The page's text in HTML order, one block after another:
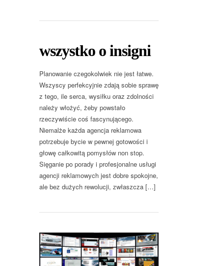
wszystko o insigni
Planowanie czegokolwiek nie jest łatwe.
Wszyscy perfekcyjnie zdają sobie sprawę
z tego, ile serca, wysiłku oraz zdolności
należy włożyć, żeby powstało
rzeczywiście coś fascynującego.
Niemalże każda agencja reklamowa
potrzebuje bycie w pewnej gotowości i
głowę całkowitą pomysłów non stop.
Sięganie po porady i profesjonalne usługi
agencji reklamowych jest dobre spokojne,
ale bez dużych rewolucji, zwłaszcza […]